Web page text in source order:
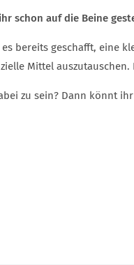
schon auf die Beine
bereits geschafft, eine
Mittel
zu sein? Dann könnt